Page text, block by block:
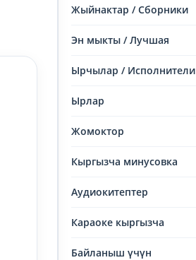
Жыйнактар / Сборники
Эн мыкты / Лучшая
Ырчылар / Исполнители
Ырлар
Жомоктор
Кыргызча минусовка
Аудиокитептер
Караоке кыргызча
Байланыш үчүн